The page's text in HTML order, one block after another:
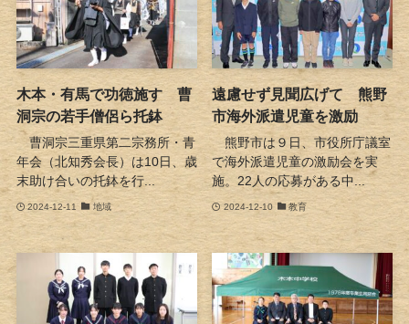
木本・有馬で功徳施す 曹
洞宗の若手僧侶ら托鉢
曹洞宗三重県第二宗務所・青
年会（北知秀会長）は10日、歳
末助け合いの托鉢を行...
2024-12-11 地域
遠慮せず見聞広げて 熊野
市海外派遣児童を激励
熊野市は９日、市役所庁議室
で海外派遣児童の激励会を実
施。22人の応募がある中...
2024-12-10 教育